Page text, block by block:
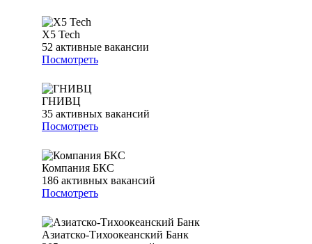
X5 Tech
52 активные вакансии
Посмотреть
ГНИВЦ
35 активных вакансий
Посмотреть
Компания БКС
186 активных вакансий
Посмотреть
Азиатско-Тихоокеанский Банк